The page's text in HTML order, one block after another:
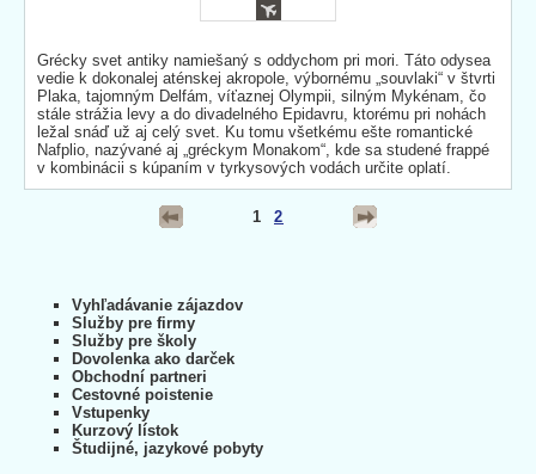
Grécky svet antiky namiešaný s oddychom pri mori. Táto odysea
vedie k dokonalej aténskej akropole, výbornému „souvlaki“ v štvrti
Plaka, tajomným Delfám, víťaznej Olympii, silným Mykénam, čo
stále strážia levy a do divadelného Epidavru, ktorému pri nohách
ležal snáď už aj celý svet. Ku tomu všetkému ešte romantické
Nafplio, nazývané aj „gréckym Monakom“, kde sa studené frappé
v kombinácii s kúpaním v tyrkysových vodách určite oplatí.
1 2
Vyhľadávanie zájazdov
Služby pre firmy
Služby pre školy
Dovolenka ako darček
Obchodní partneri
Cestovné poistenie
Vstupenky
Kurzový lístok
Študijné, jazykové pobyty